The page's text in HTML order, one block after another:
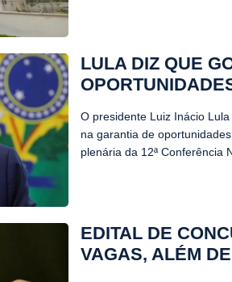
LULA DIZ QUE
O presidente Luiz Inácio
na garantia de
plenária da 12ª Conferência
EDITAL DE
VAGAS, ALÉM